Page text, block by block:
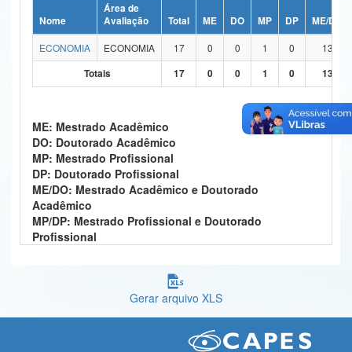
Ministério da Ciência, Tecnologia, Inovações e Comunicações
Ministério do Meio Ambiente
Controladoria-Geral da União
Ministério da Mulher, da Família e dos Direitos Humanos
Secretaria-Geral
Secretaria de Governo
Nome
Área de
Avaliação
Total ME DO MP DP
ME/DO
ECONOMIA
ECONOMIA 17 0 0 1 0
13
Totais
17 0 0 1 0 13
ME: Mestrado Acadêmico
DO: Doutorado Acadêmico
MP: Mestrado Profissional
DP: Doutorado Profissional
ME/DO: Mestrado Acadêmico e Doutorado
Acadêmico
MP/DP: Mestrado Profissional e Doutorado
Profissional
Gerar arquivo XLS